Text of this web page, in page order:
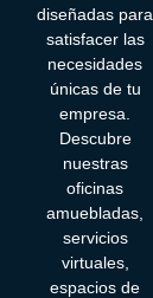
diseñadas para
satisfacer las
necesidades
únicas de tu
empresa.
Descubre
nuestras
oficinas
amuebladas,
servicios
virtuales,
espacios de